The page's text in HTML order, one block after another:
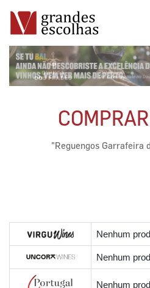
"Reguengos Garrafeira
Nenhum
Nenhum
Nenhum